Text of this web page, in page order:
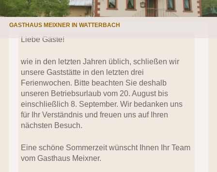
GASTHAUS MEIXNER IN WATTERBACH
Liebe Gäste!
wie in den letzten Jahren üblich, schließen wir
unsere Gaststätte in den letzten drei
Ferienwochen. Bitte beachten Sie deshalb
unseren Betriebsurlaub vom 20. August bis
einschließlich 8. September. Wir bedanken uns
für Ihr Verständnis und freuen uns auf Ihren
nächsten Besuch.
Eine schöne Sommerzeit wünscht Ihnen Ihr Team
vom Gasthaus Meixner.